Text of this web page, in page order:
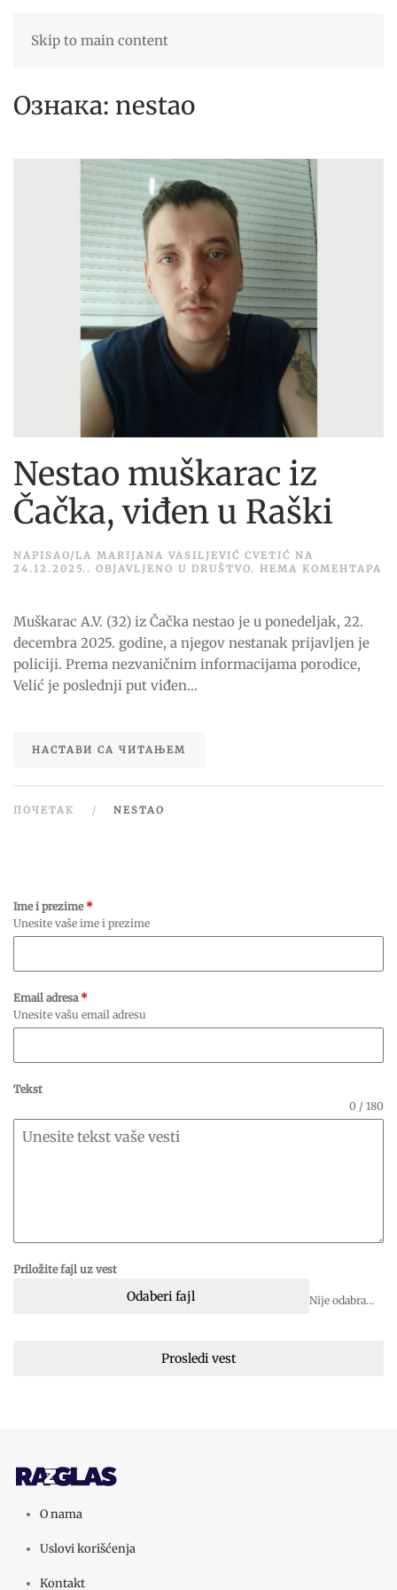
Skip to main content
Ознака: nestao
Nestao muškarac iz
Čačka, viđen u Raški
NAPISAO/LA MARIJANA VASILJEVIĆ CVETIĆ NA
24.12.2025. . OBJAVLJENO U DRUŠTVO. НЕМА КОМЕНТАРА
Muškarac A.V. (32) iz Čačka nestao je u ponedeljak, 22.
decembra 2025. godine, a njegov nestanak prijavljen je
policiji. Prema nezvaničnim informacijama porodice,
Velić je poslednji put viđen...
НАСТАВИ СА ЧИТАЊЕМ
ПОЧЕТАК NESTAO
Ime i prezime *
Unesite vaše ime i prezime
Email adresa *
Unesite vašu email adresu
Tekst
0 / 180
Priložite fajl uz vest
Odaberi fajl Nije odabran fajl
Prosledi vest
O nama
Uslovi korišćenja
Kontakt